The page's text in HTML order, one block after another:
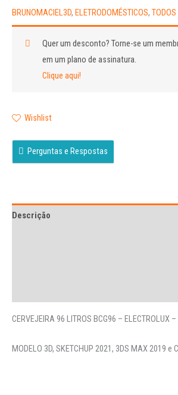
BRUNOMACIEL3D, ELETRODOMÉSTICOS, TODOS
Quer um desconto?Torne-se um
em um plano de assinatura.
Clique aqui!
Wishlist
Perguntas e Respostas
Descrição
CERVEJEIRA 96 LITROS BCG96 – ELECTROLUX
MODELO 3D, SKETCHUP 2021, 3DS MAX 2019 e